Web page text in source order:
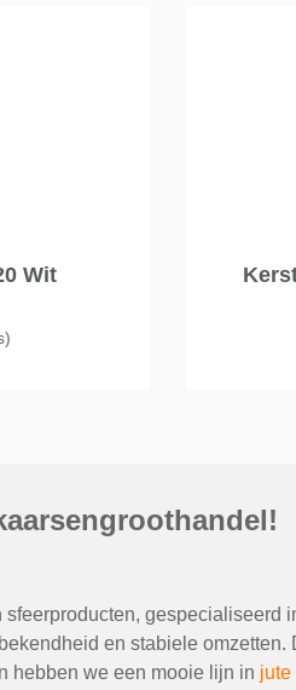
Wit
gespecialiseerd
en stabiele
hebben we een mooie lijn in jute